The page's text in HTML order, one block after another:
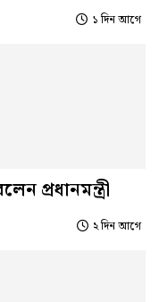
১ দিন আগে
প্রধানমন্ত্রী
২ দিন আগে